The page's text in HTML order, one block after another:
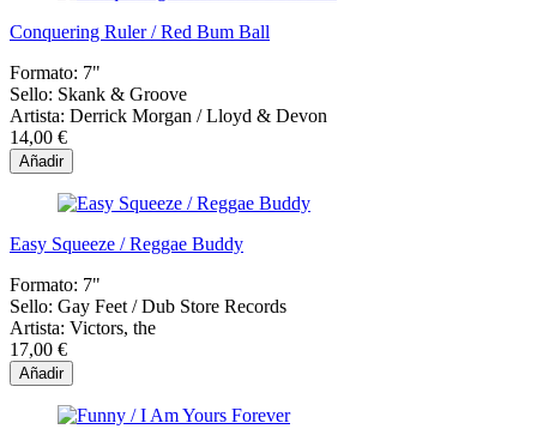
Conquering Ruler / Red Bum Ball
Formato: 7"
Sello: Skank & Groove
Artista: Derrick Morgan / Lloyd & Devon
14,00 €
Añadir
Easy Squeeze / Reggae Buddy
Formato: 7"
Sello: Gay Feet / Dub Store Records
Artista: Victors, the
17,00 €
Añadir